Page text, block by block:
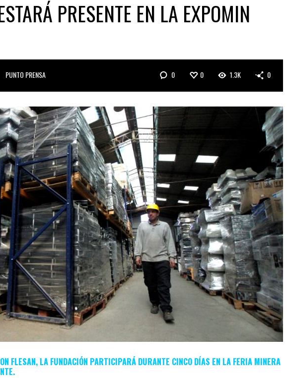
PRESENTE EN LA EXPOMIN
PUNTO PRENSA 0 0 1.3K 0
FLESAN, LA FUNDACIÓN PARTICIPARÁ DURANTE CINCO DÍAS EN LA FERIA MINERA